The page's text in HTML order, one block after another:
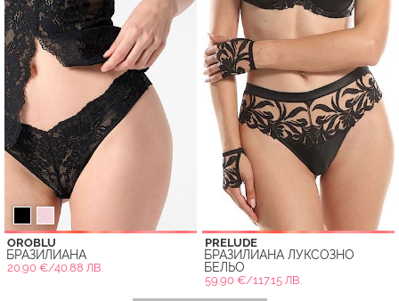
OROBLU
БРАЗИЛИАНА
20.90 €/40.88 ЛВ.
PRELUDE
БРАЗИЛИАНА ЛУКСОЗНО
БЕЛЬО
59.90 €/117.15 ЛВ.